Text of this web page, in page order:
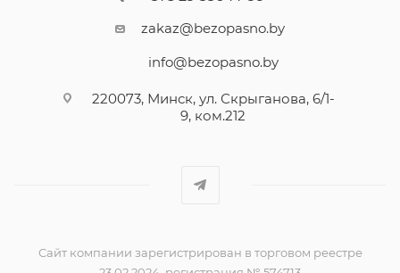
zakaz@bezopasno.by
info@bezopasno.by
220073, Минск, ул. Скрыганова, 6/1-
9, ком.212
Сайт компании зарегистрирован в торговом реестре